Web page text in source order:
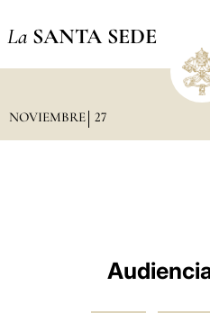
La SANTA SEDE
NOVIEMBRE 27